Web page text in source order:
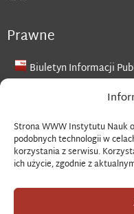
Strona WWW Instytutu Nauk
podobnych technologii w
korzystania z serwisu.
ich użycie, zgodnie z
Prawne
Biuletyn Informacji
Polityka prywatności i
Copyright ©